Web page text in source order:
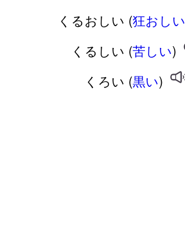
くるおしい (狂おしい
くるしい (苦しい)
くろい (黒い)